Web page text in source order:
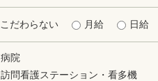
こだわらない 月給 日給
病院
訪問看護ステーション・看多機